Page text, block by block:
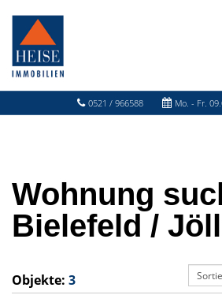
0521 / 966588 Mo. - Fr.
Wohnung
Bielefeld /
Objekte: 3